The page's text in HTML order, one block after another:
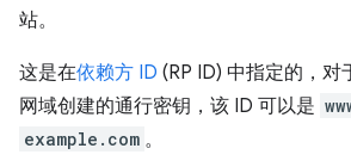
站。
这是在依赖方 ID (RP ID) 中指定的，对
网域创建的通行密钥，该 ID 可以是
example.com 。